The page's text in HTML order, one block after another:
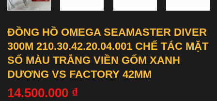
ĐỒNG HỒ OMEGA SEAMASTER DIVER
300M 210.30.42.20.04.001 CHẾ TÁC MẶT
SỐ MÀU TRẮNG VIỀN GỐM XANH
DƯƠNG VS FACTORY 42MM
14.500.000 ₫